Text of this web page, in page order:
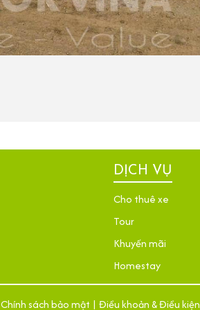
DỊCH VỤ
Cho thuê xe
Tour
Khuyến mãi
Homestay
Chính sách bảo mật | Điều khoản & Điều kiện